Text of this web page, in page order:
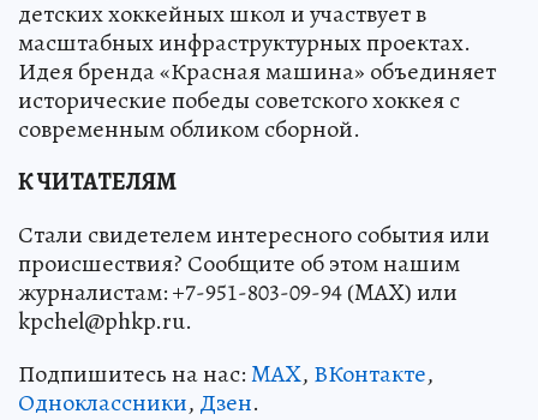
детских хоккейных школ и участвует в
масштабных инфраструктурных проектах.
Идея бренда «Красная машина» объединяет
исторические победы советского хоккея с
современным обликом сборной.
К ЧИТАТЕЛЯМ
Стали свидетелем интересного события или
происшествия? Сообщите об этом нашим
журналистам: +7-951-803-09-94 (MAX) или
kpchel@phkp.ru.
Подпишитесь на нас:MAX, ВКонтакте,
Одноклассники, Дзен.